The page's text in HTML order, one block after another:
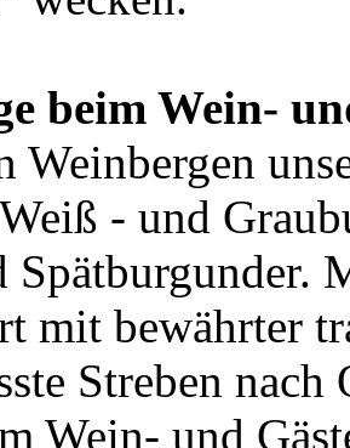
beim Wein-
Weinbergen
- und
Spätburgunder.
mit bewährter
Streben
Wein- und